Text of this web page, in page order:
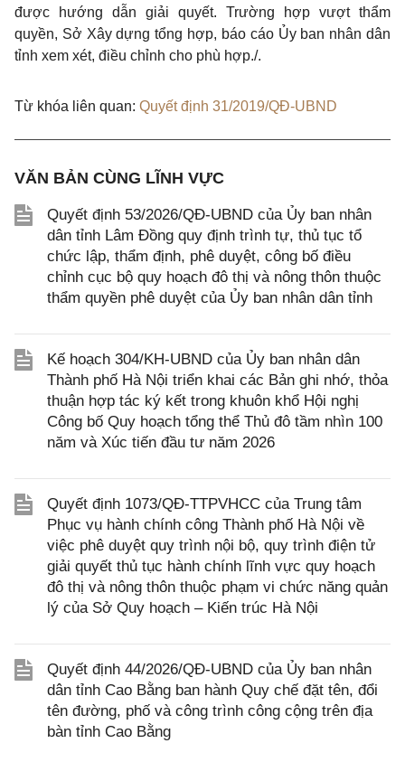
được hướng dẫn giải quyết. Trường hợp vượt thẩm
quyền, Sở Xây dựng tổng hợp, báo cáo Ủy ban nhân dân
tỉnh xem xét, điều chỉnh cho phù hợp./.
Từ khóa liên quan: Quyết định 31/2019/QĐ-UBND
VĂN BẢN CÙNG LĨNH VỰC
Quyết định 53/2026/QĐ-UBND của Ủy ban nhân
dân tỉnh Lâm Đồng quy định trình tự, thủ tục tổ
chức lập, thẩm định, phê duyệt, công bố điều
chỉnh cục bộ quy hoạch đô thị và nông thôn thuộc
thẩm quyền phê duyệt của Ủy ban nhân dân tỉnh
Kế hoạch 304/KH-UBND của Ủy ban nhân dân
Thành phố Hà Nội triển khai các Bản ghi nhớ, thỏa
thuận hợp tác ký kết trong khuôn khổ Hội nghị
Công bố Quy hoạch tổng thể Thủ đô tầm nhìn 100
năm và Xúc tiến đầu tư năm 2026
Quyết định 1073/QĐ-TTPVHCC của Trung tâm
Phục vụ hành chính công Thành phố Hà Nội về
việc phê duyệt quy trình nội bộ, quy trình điện tử
giải quyết thủ tục hành chính lĩnh vực quy hoạch
đô thị và nông thôn thuộc phạm vi chức năng quản
lý của Sở Quy hoạch – Kiến trúc Hà Nội
Quyết định 44/2026/QĐ-UBND của Ủy ban nhân
dân tỉnh Cao Bằng ban hành Quy chế đặt tên, đổi
tên đường, phố và công trình công cộng trên địa
bàn tỉnh Cao Bằng